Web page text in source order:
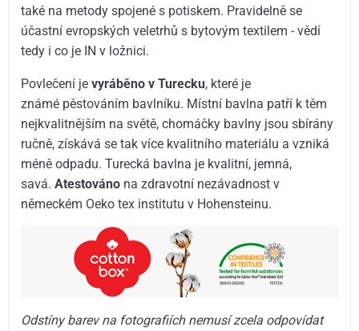
také na metody spojené s potiskem. Pravidelně se
účastní evropských veletrhů s bytovým textilem - vědí
tedy i co je IN v ložnici.
Povlečení jevyráběno v Turecku, které je
známé pěstováním bavlníku. Místní bavlna patří k těm
nejkvalitnějším na světě, chomáčky bavlny jsou sbírány
ručně, získává se tak více kvalitního materiálu a vzniká
méně odpadu. Turecká bavlna je kvalitní, jemná,
savá.Atestováno na zdravotní nezávadnost v
německém Oeko tex institutu v Hohensteinu.
Odstíny barev na fotografiích nemusí zcela odpovídat